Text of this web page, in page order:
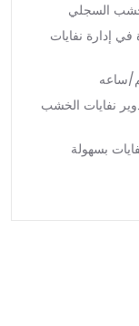
السجلي
إدارة نفايات
نفايات الخشب